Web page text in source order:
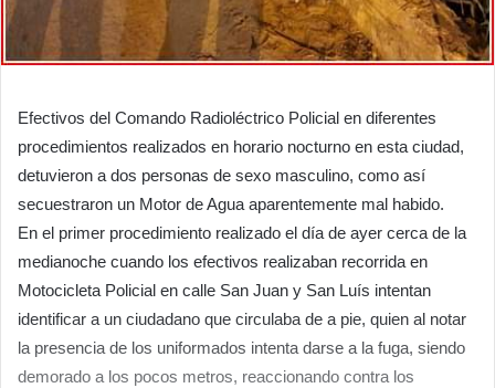
Efectivos del Comando Radioléctrico Policial en diferentes
procedimientos realizados en horario nocturno en esta ciudad,
detuvieron a dos personas de sexo masculino, como así
secuestraron un Motor de Agua aparentemente mal habido.
En el primer procedimiento realizado el día de ayer cerca de la
medianoche cuando los efectivos realizaban recorrida en
Motocicleta Policial en calle San Juan y San Luís intentan
identificar a un ciudadano que circulaba de a pie, quien al notar
la presencia de los uniformados intenta darse a la fuga, siendo
demorado a los pocos metros, reaccionando contra los